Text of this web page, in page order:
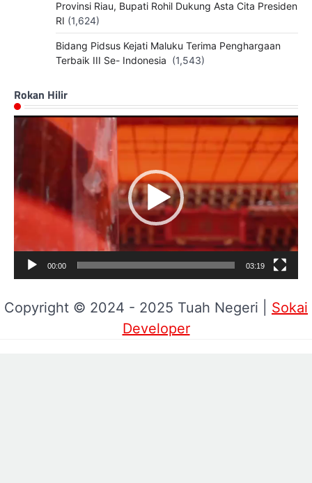
Provinsi Riau, Bupati Rohil Dukung Asta Cita Presiden
RI (1,624)
Bidang Pidsus Kejati Maluku Terima Penghargaan
Terbaik III Se- Indonesia (1,543)
Rokan Hilir
Pemutar
00:00 03:19
Copyright © 2024 - 2025 Tuah Negeri | Sokai
Developer